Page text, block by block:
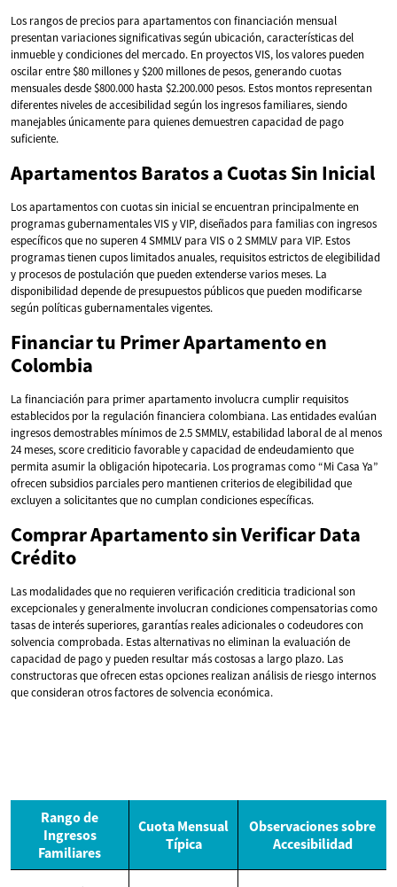
Los rangos de precios para apartamentos con financiación mensual
presentan variaciones significativas según ubicación, características del
inmueble y condiciones del mercado. En proyectos VIS, los valores pueden
oscilar entre $80 millones y $200 millones de pesos, generando cuotas
mensuales desde $800.000 hasta $2.200.000 pesos. Estos montos representan
diferentes niveles de accesibilidad según los ingresos familiares, siendo
manejables únicamente para quienes demuestren capacidad de pago
suficiente.
Apartamentos Baratos a Cuotas Sin Inicial
Los apartamentos con cuotas sin inicial se encuentran principalmente en
programas gubernamentales VIS y VIP, diseñados para familias con ingresos
específicos que no superen 4 SMMLV para VIS o 2 SMMLV para VIP. Estos
programas tienen cupos limitados anuales, requisitos estrictos de elegibilidad
y procesos de postulación que pueden extenderse varios meses. La
disponibilidad depende de presupuestos públicos que pueden modificarse
según políticas gubernamentales vigentes.
Financiar tu Primer Apartamento en
Colombia
La financiación para primer apartamento involucra cumplir requisitos
establecidos por la regulación financiera colombiana. Las entidades evalúan
ingresos demostrables mínimos de 2.5 SMMLV, estabilidad laboral de al menos
24 meses, score crediticio favorable y capacidad de endeudamiento que
permita asumir la obligación hipotecaria. Los programas como “Mi Casa Ya”
ofrecen subsidios parciales pero mantienen criterios de elegibilidad que
excluyen a solicitantes que no cumplan condiciones específicas.
Comprar Apartamento sin Verificar Data
Crédito
Las modalidades que no requieren verificación crediticia tradicional son
excepcionales y generalmente involucran condiciones compensatorias como
tasas de interés superiores, garantías reales adicionales o codeudores con
solvencia comprobada. Estas alternativas no eliminan la evaluación de
capacidad de pago y pueden resultar más costosas a largo plazo. Las
constructoras que ofrecen estas opciones realizan análisis de riesgo internos
que consideran otros factores de solvencia económica.
Rango de
Ingresos
Familiares
Cuota Mensual
Típica
Observaciones sobre
Accesibilidad